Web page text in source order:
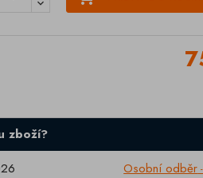
zboží?
Osobní odběr